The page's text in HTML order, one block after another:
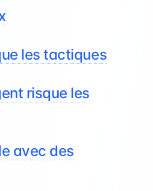
les tactiques
risque les
avec des